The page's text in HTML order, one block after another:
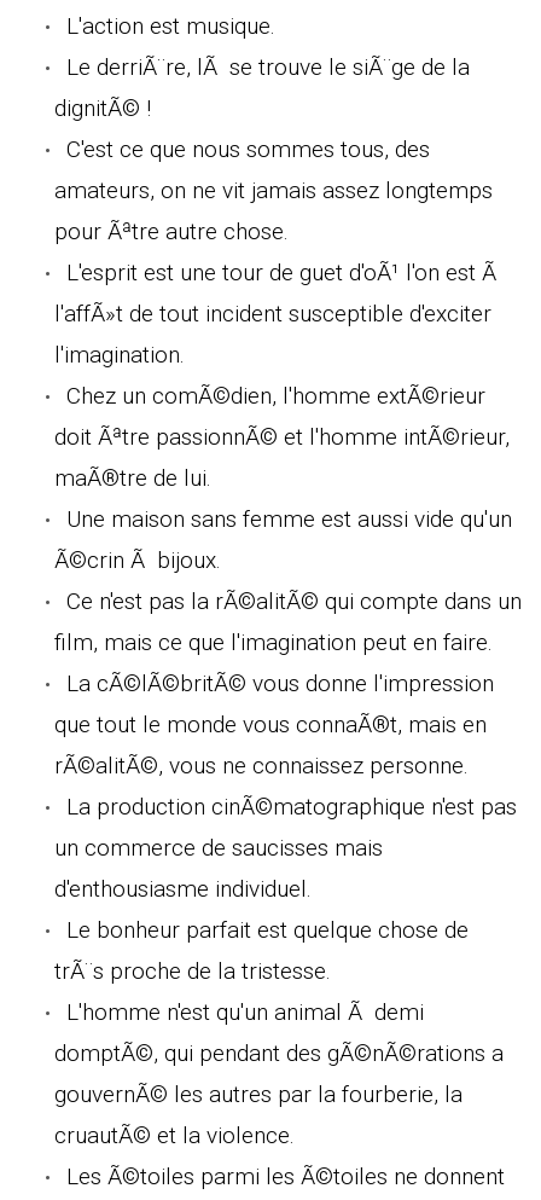
L'action est musique.
Le derriÃ¨re, lÃ se trouve le siÃ¨ge de la
dignitÃ© !
C'est ce que nous sommes tous, des
amateurs, on ne vit jamais assez longtemps
pour Ãªtre autre chose.
L'esprit est une tour de guet d'oÃ¹ l'on est Ã
l'affÃ»t de tout incident susceptible d'exciter
l'imagination.
Chez un comÃ©dien, l'homme extÃ©rieur
doit Ãªtre passionnÃ© et l'homme intÃ©rieur,
maÃ®tre de lui.
Une maison sans femme est aussi vide qu'un
Ã©crin Ã bijoux.
Ce n'est pas la rÃ©alitÃ© qui compte dans un
film, mais ce que l'imagination peut en faire.
La cÃ©lÃ©britÃ© vous donne l'impression
que tout le monde vous connaÃ®t, mais en
rÃ©alitÃ©, vous ne connaissez personne.
La production cinÃ©matographique n'est pas
un commerce de saucisses mais
d'enthousiasme individuel.
Le bonheur parfait est quelque chose de
trÃ¨s proche de la tristesse.
L'homme n'est qu'un animal Ã demi
domptÃ©, qui pendant des gÃ©nÃ©rations a
gouvernÃ© les autres par la fourberie, la
cruautÃ© et la violence.
Les Ã©toiles parmi les Ã©toiles ne donnent